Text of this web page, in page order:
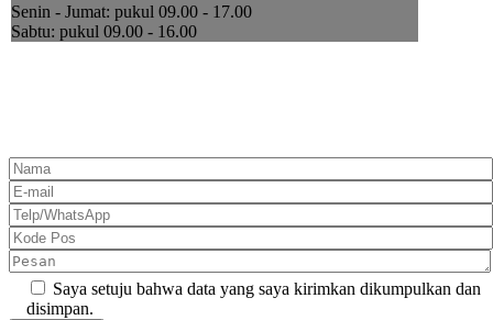
Senin - Jumat: pukul 09.00 - 17.00
Sabtu: pukul 09.00 - 16.00
Saya setuju bahwa data yang saya kirimkan dikumpulkan dan
disimpan.